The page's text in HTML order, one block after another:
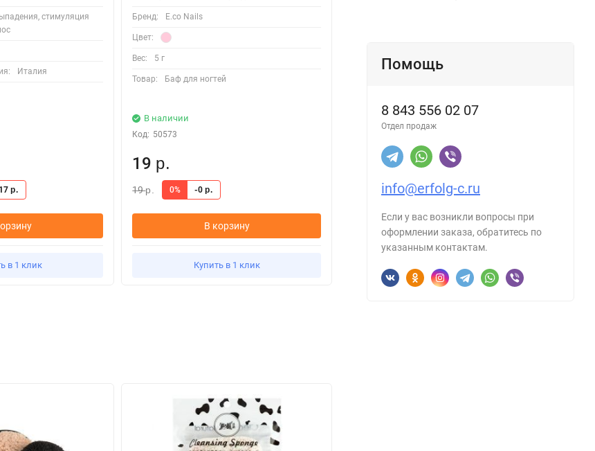
стимуляция
Италия
р.
в 1 клик
Бренд: E.co Nails
Цвет:
Вес: 5 г
Товар: Баф для ногтей
В наличии
Код: 50573
19 р.
19р. 0% -0 р.
В корзину
Купить в 1 клик
Помощь
8 843 556 02 07
Отдел продаж
info@erfolg-c.ru
Если у вас возникли вопросы при
оформлении заказа, обратитесь по
указанным контактам.